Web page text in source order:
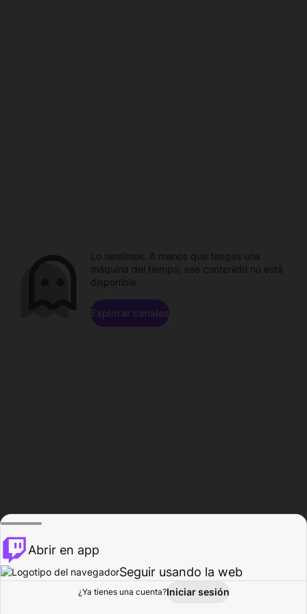
Explorar Actividad
Lo sentimos. A menos que tengas una
máquina del tiempo, ese contenido no está
disponible.
Explorar canales
Abrir en app
Seguir usando la web
¿Ya tienes una cuenta?Iniciar sesión